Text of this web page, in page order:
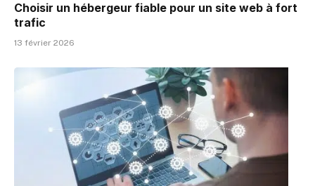
Choisir un hébergeur fiable pour un site web à fort
trafic
13 février 2026